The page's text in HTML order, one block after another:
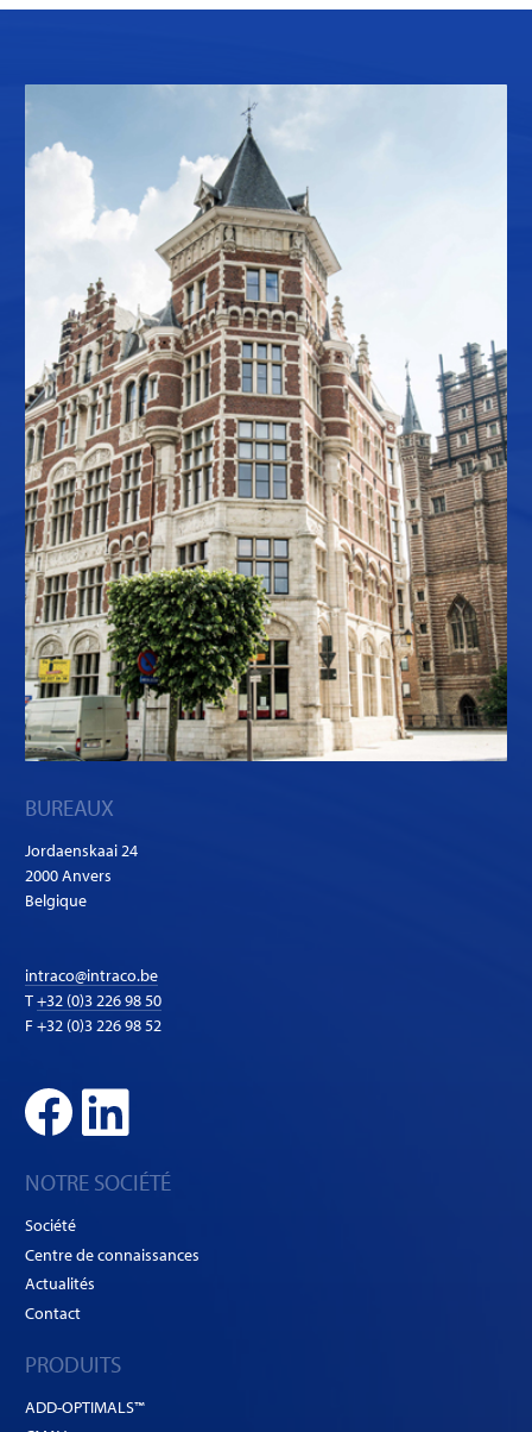
BUREAUX
Jordaenskaai 24
2000 Anvers
Belgique
intraco@intraco.be
T+32 (0)3 226 98 50
F +32 (0)3 226 98 52
NOTRE SOCIÉTÉ
Société
Centre de connaissances
Actualités
Contact
PRODUITS
ADD-OPTIMALS™